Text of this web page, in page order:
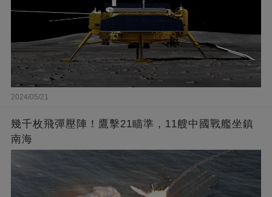
2024/05/21
幾千枚飛彈壓陣！鷹擊21瞄準，11艘中國戰艦坐鎮
南海